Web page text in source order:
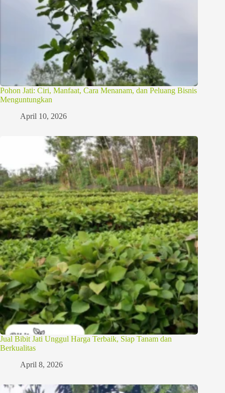
Pohon Jati: Ciri, Manfaat, Cara Menanam, dan Peluang Bisnis
Menguntungkan
April 10, 2026
Jual Bibit Jati Unggul Harga Terbaik, Siap Tanam dan
Berkualitas
April 8, 2026